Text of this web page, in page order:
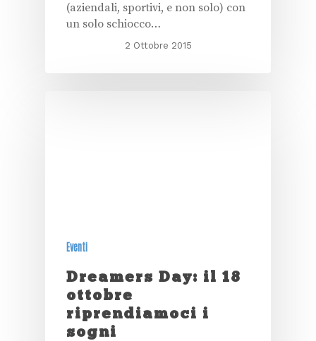
(aziendali, sportivi, e non solo) con
un solo schiocco…
2 Ottobre 2015
Eventi
Dreamers Day: il 18
ottobre
riprendiamoci i
sogni